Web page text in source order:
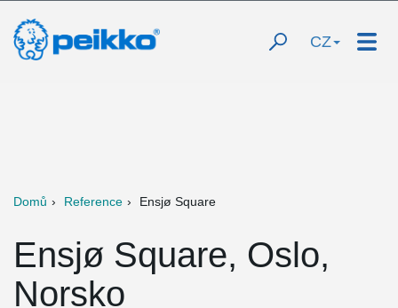
CZ
Domů Reference Ensjø Square
Ensjø Square, Oslo,
Norsko